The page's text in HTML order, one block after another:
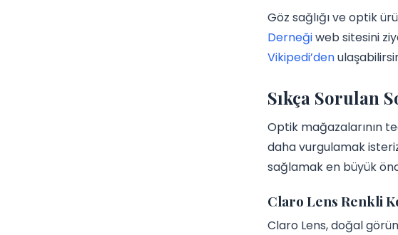
Göz sağlığı ve optik
Derneğiweb sitesini
Vikipedi’den
Sıkça Sorulan
Optik mağazalarının
daha vurgulamak
sağlamak en büyük
Claro Lens Renkli
Claro Lens, doğal